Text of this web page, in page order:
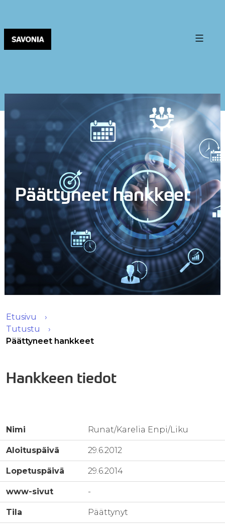
Päättyneet hankkeet
Etusivu
Tutustu
Päättyneet hankkeet
Hankkeen tiedot
Nimi Runat/Karelia Enpi/Liku
Aloituspäivä 29.6.2012
Lopetuspäivä 29.6.2014
www-sivut -
Tila Päättynyt